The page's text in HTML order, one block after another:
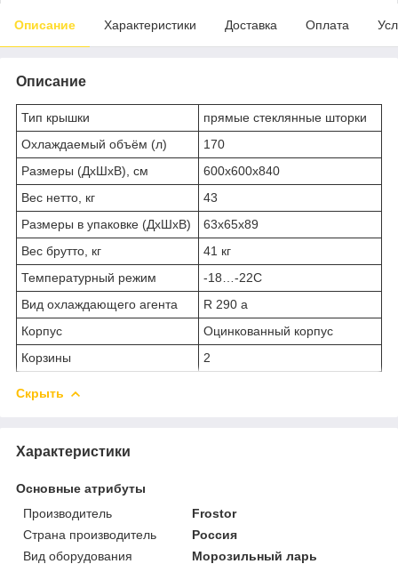
Описание Характеристики Доставка Оплата
Описание
Тип крышки
прямые стеклянные шторки
Охлаждаемый объём (л)
170
Размеры (ДхШхВ), см
600х600х840
Вес нетто, кг
43
Размеры в упаковке (ДхШхВ)
63х65х89
Вес брутто, кг
41 кг
Температурный режим
-18…-22C
Вид охлаждающего агента
R 290 a
Корпус
Оцинкованный корпус
Корзины
2
Скрыть
Характеристики
Основные атрибуты
Производитель
Frostor
Страна производитель
Россия
Вид оборудования
Морозильный ларь